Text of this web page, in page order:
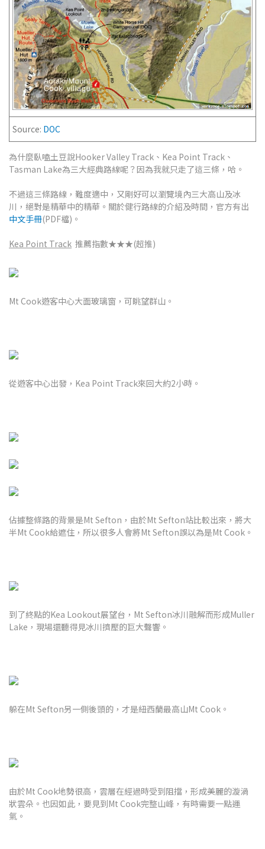
Source: DOC
為什麼臥嗑土豆說Hooker Valley Track、Kea Point Track、
Tasman Lake為三大經典路線呢？因為我就只走了這三條，哈。
不過這三條路線，難度適中，又剛好可以瀏覽境內三大高山及冰
川，絕對是精華中的精華。關於健行路線的介紹及時間，官方有出
中文手冊(PDF檔)。
Kea Point Track 推薦指數★★★(超推)
Mt Cook遊客中心大面玻璃窗，可眺望群山。
從遊客中心出發，Kea Point Track來回大約2小時。
佔據整條路的背景是Mt Sefton，由於Mt Sefton站比較出來，將大
半Mt Cook給遮住，所以很多人會將Mt Sefton誤以為是Mt Cook。
到了終點的Kea Lookout展望台，Mt Sefton冰川融解而形成Muller
Lake，現場還聽得見冰川擠壓的巨大聲響。
躲在Mt Sefton另一側後頭的，才是紐西蘭最高山Mt Cook。
由於Mt Cook地勢很高，雲層在經過時受到阻擋，形成美麗的漩渦
狀雲朵。也因如此，要見到Mt Cook完整山峰，有時需要一點運
氣。